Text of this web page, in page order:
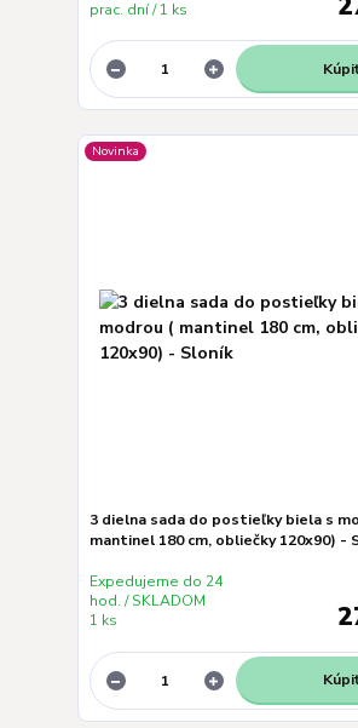
prac. dní / 1 ks
Novinka
3 dielna sada do postieľky biela s
mantinel 180 cm, obliečky 120x90) -
Expedujeme do 24
hod. / SKLADOM
1 ks